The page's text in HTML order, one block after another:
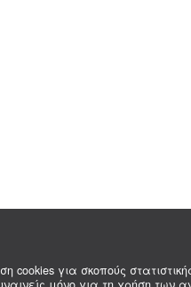
cookies για σκοπούς